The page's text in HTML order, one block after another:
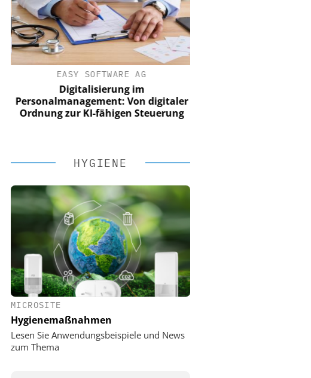
EASY SOFTWARE AG
Digitalisierung im
Personalmanagement: Von digitaler
Ordnung zur KI-fähigen Steuerung
HYGIENE
MICROSITE
Hygienemaßnahmen
Lesen Sie Anwendungsbeispiele und News
zum Thema